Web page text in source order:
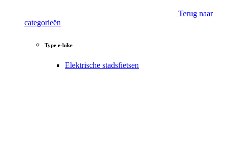
Terug naar
categorieën
Type e-bike
Elektrische stadsfietsen